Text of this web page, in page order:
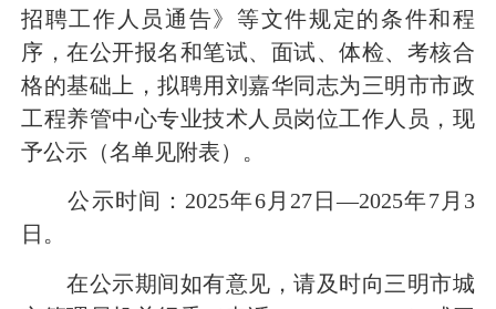
招聘工作人员通告》等文件规定的条件和程
序，在公开报名和笔试、面试、体检、考核合
格的基础上，拟聘用刘嘉华同志为三明市市政
工程养管中心专业技术人员岗位工作人员，现
予公示（名单见附表）。
公示时间：2025年6月27日—2025年7月3
日。
在公示期间如有意见，请及时向三明市城